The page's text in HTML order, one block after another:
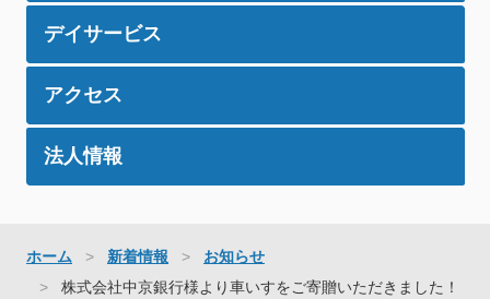
デイサービス
アクセス
法人情報
ホーム 新着情報
お知らせ
株式会社中京銀行様より車いすをご寄贈いただきました！